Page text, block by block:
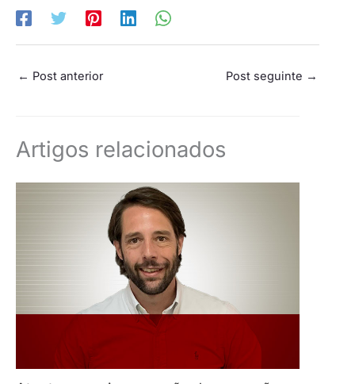
← Post anterior Post seguinte →
Artigos relacionados